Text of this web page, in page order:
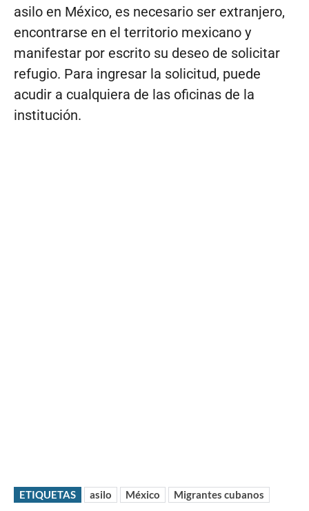
asilo en México, es necesario ser extranjero,
encontrarse en el territorio mexicano y
manifestar por escrito su deseo de solicitar
refugio. Para ingresar la solicitud, puede
acudir a cualquiera de las oficinas de la
institución.
ETIQUETAS asilo México Migrantes cubanos